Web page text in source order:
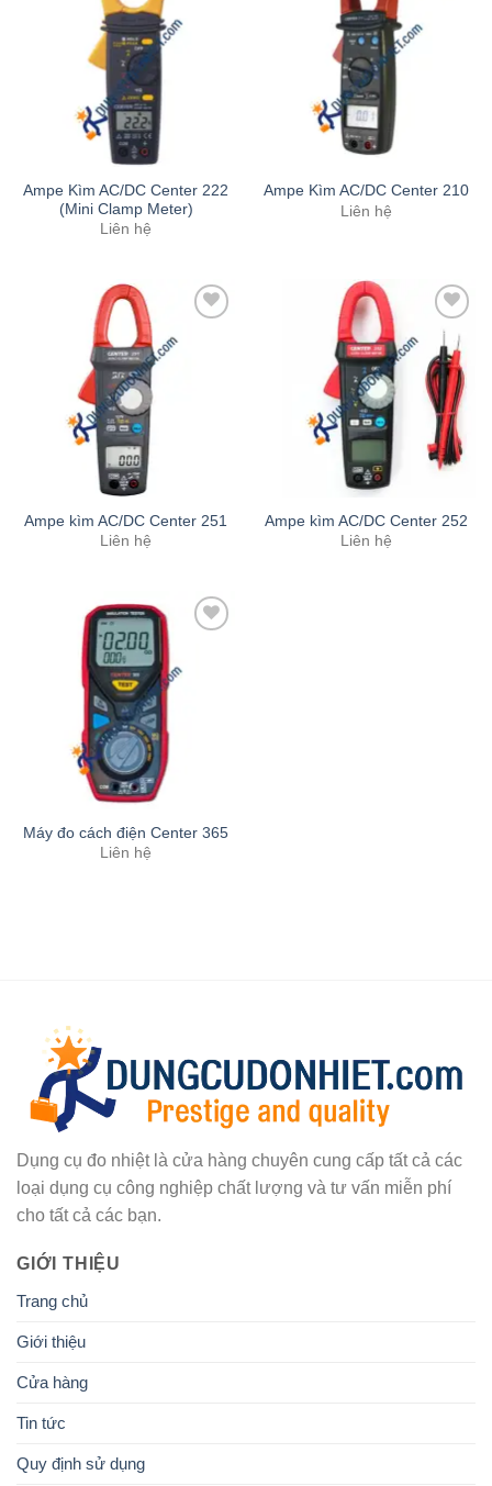
Wishlist
Ampe Kìm AC/DC Center 222
(Mini Clamp Meter)
Liên hệ
Ampe Kìm AC/DC Center 210
Liên hệ
Ampe kìm AC/DC Center 251
Liên hệ
Add to
Wishlist
Ampe kìm AC/DC Center 252
Liên hệ
Máy đo cách điện Center 365
Liên hệ
Dụng cụ đo nhiệt là cửa hàng chuyên cung cấp tất cả các
loại dụng cụ công nghiệp chất lượng và tư vấn miễn phí
cho tất cả các bạn.
GIỚI THIỆU
Trang chủ
Giới thiệu
Cửa hàng
Tin tức
Quy định sử dụng